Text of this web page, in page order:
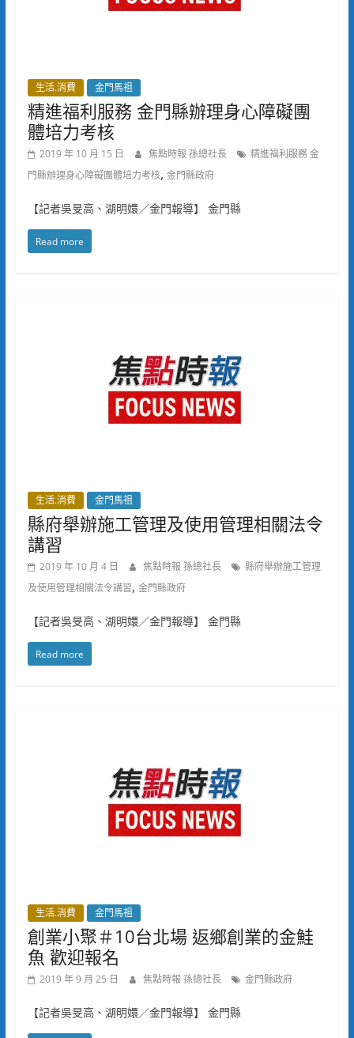
生活.消費 金門馬祖
精進福利服務 金門縣辦理身心障礙團
體培力考核
2019 年 10 月 15 日 焦點時報 孫總社長
精進福利服務 金
門縣辦理身心障礙團體培力考核, 金門縣政府
【記者吳旻高、湖明嬛／金門報導】 金門縣
Read more
生活.消費 金門馬祖
縣府舉辦施工管理及使用管理相關法令
講習
2019 年 10 月 4 日 焦點時報 孫總社長
縣府舉辦施工管理
及使用管理相關法令講習, 金門縣政府
【記者吳旻高、湖明嬛／金門報導】 金門縣
Read more
生活.消費 金門馬祖
創業小聚＃10台北場 返鄉創業的金鮭
魚 歡迎報名
2019 年 9 月 25 日 焦點時報 孫總社長 金門縣政府
【記者吳旻高、湖明嬛／金門報導】 金門縣